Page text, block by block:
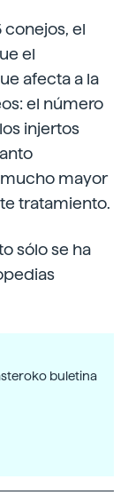
conejos, el
el
afecta a la
el número
injertos
mayor
tratamiento.
sólo se ha
buletina